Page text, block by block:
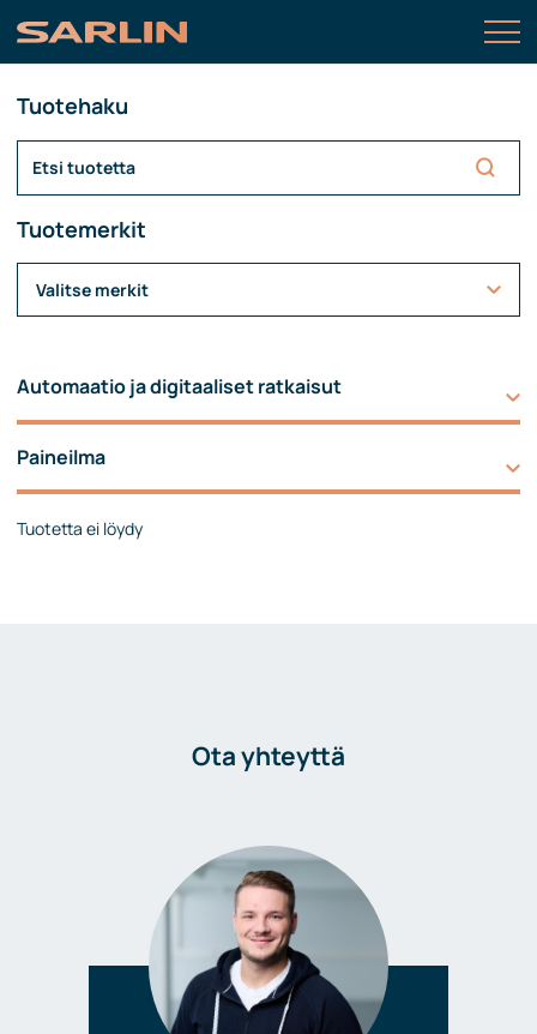
Tuotehaku
Tuotemerkit
Valitse merkit
Automaatio ja digitaaliset ratkaisut
Paineilma
Tuotetta ei löydy
Ota yhteyttä